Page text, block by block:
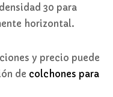
30 para
horizontal.
y precio puede
de colchones para